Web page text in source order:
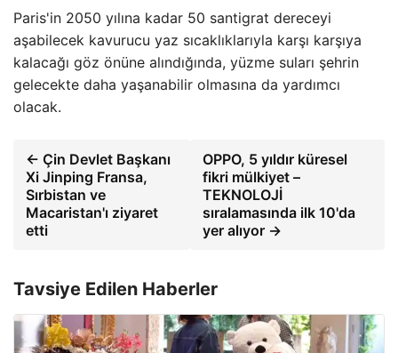
Paris'in 2050 yılına kadar 50 santigrat dereceyi
aşabilecek kavurucu yaz sıcaklıklarıyla karşı karşıya
kalacağı göz önüne alındığında, yüzme suları şehrin
gelecekte daha yaşanabilir olmasına da yardımcı
olacak.
← Çin Devlet Başkanı
Xi Jinping Fransa,
Sırbistan ve
Macaristan'ı ziyaret
etti
OPPO, 5 yıldır küresel
fikri mülkiyet –
TEKNOLOJİ
sıralamasında ilk 10'da
yer alıyor →
Tavsiye Edilen Haberler